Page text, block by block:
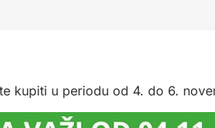
kupiti u periodu od 4. do 6.